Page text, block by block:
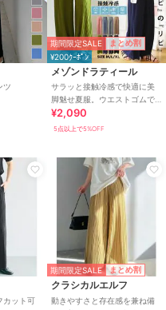
ツ
期間限定SALE まとめ割
¥200ｸｰﾎﾟﾝ
メゾンドラティール
サラッと接触冷感で快適に美
脚魅せ夏服。ウエストゴムで
ラフに履けるのに上品プリー
ツワイドイージーパンツ
¥2,090
5点以上で5%OFF
カット可
期間限定SALE まとめ割
クラシカルエルフ
動きやすさと存在感を兼ね備